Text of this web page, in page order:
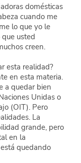
domésticas
cuando me
lo que yo le
usted
creen.
esta realidad?
en esta materia.
a quedar bien
Unidas o
(OIT). Pero
La
grande, pero
en la
quedando